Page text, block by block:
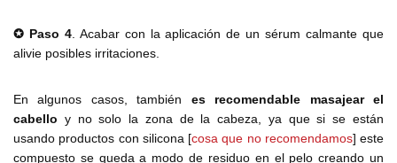
✪ Paso 4. Acabar con la aplicación de un sérum calmante que
alivie posibles irritaciones.
En algunos casos, también es recomendable masajear el
cabello y no solo la zona de la cabeza, ya que si se están
usando productos con silicona [cosa que no recomendamos] este
compuesto se queda a modo de residuo en el pelo creando un